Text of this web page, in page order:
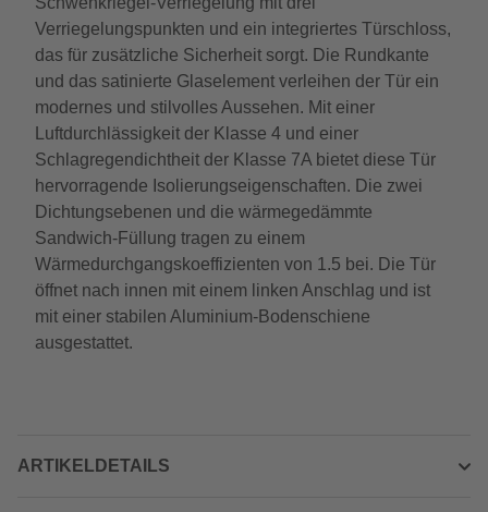
Verriegelungspunkten und ein integriertes Türschloss,
das für zusätzliche Sicherheit sorgt. Die Rundkante
und das satinierte Glaselement verleihen der Tür ein
modernes und stilvolles Aussehen. Mit einer
Luftdurchlässigkeit der Klasse 4 und einer
Schlagregendichtheit der Klasse 7A bietet diese Tür
hervorragende Isolierungseigenschaften. Die zwei
Dichtungsebenen und die wärmegedämmte
Sandwich-Füllung tragen zu einem
Wärmedurchgangskoeffizienten von 1.5 bei. Die Tür
öffnet nach innen mit einem linken Anschlag und ist
mit einer stabilen Aluminium-Bodenschiene
ausgestattet.
ARTIKELDETAILS